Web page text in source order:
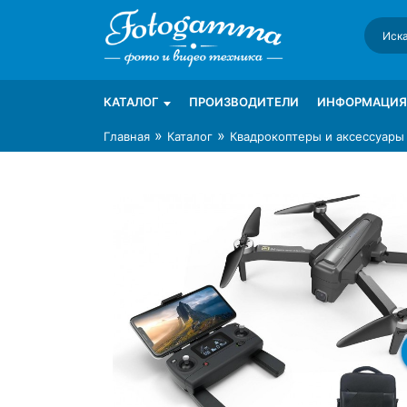
Интернет-магазин фототехники Foto-
Магазин фотоаксессуаров foto-gamma.ru
КАТАЛОГ ПРОИЗВОДИТЕЛИ ИНФОРМАЦИЯ
Главная » Каталог » Квадрокоптеры и аксессуары